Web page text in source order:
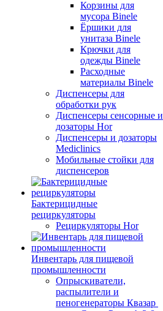
Корзины для
мусора Binele
Ёршики для
унитаза Binele
Крючки для
одежды Binele
Расходные
материалы Binele
Диспенсеры для
обработки рук
Диспенсеры сенсорные и
дозаторы Hor
Диспенсеры и дозаторы
Mediclinics
Мобильные стойки для
диспенсеров
Бактерицидные
рециркуляторы
Рециркуляторы Hor
Инвентарь для пищевой
промышленности
Опрыскиватели,
распылители и
пеногенераторы Квазар